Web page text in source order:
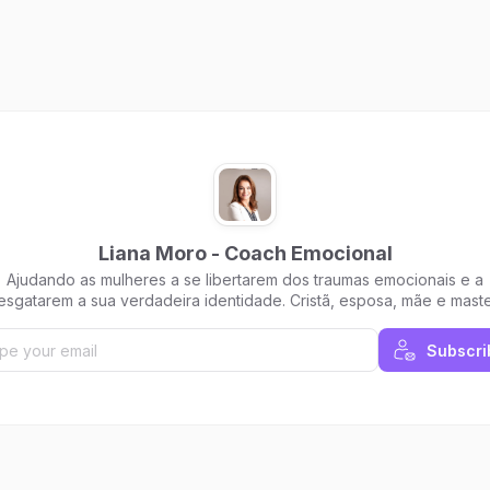
Liana Moro - Coach Emocional
Ajudando as mulheres a se libertarem dos traumas emocionais e a
a sua verdadeira identidade. Cristã, esposa, mãe e